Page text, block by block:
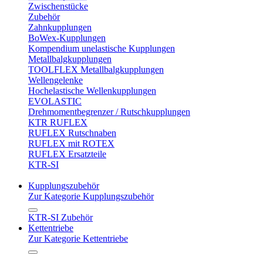
Zwischenstücke
Zubehör
Zahnkupplungen
BoWex-Kupplungen
Kompendium unelastische Kupplungen
Metallbalgkupplungen
TOOLFLEX Metallbalgkupplungen
Wellengelenke
Hochelastische Wellenkupplungen
EVOLASTIC
Drehmomentbegrenzer / Rutschkupplungen
KTR RUFLEX
RUFLEX Rutschnaben
RUFLEX mit ROTEX
RUFLEX Ersatzteile
KTR-SI
Kupplungszubehör
Zur Kategorie Kupplungszubehör
KTR-SI Zubehör
Kettentriebe
Zur Kategorie Kettentriebe